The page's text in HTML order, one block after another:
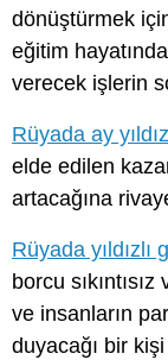
dönüştürmek
eğitim
verecek işlerin
Rüyada ay
elde edilen
artacağına
Rüyada
borcu
ve insanların
duyacağı bir